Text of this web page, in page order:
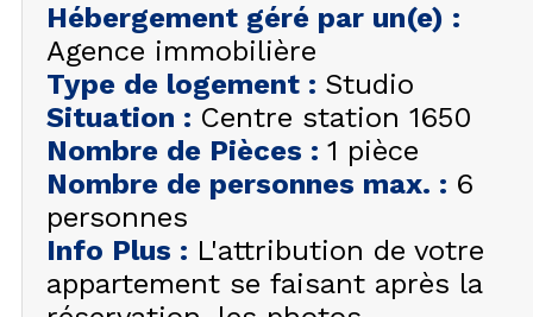
ÉTÉ
HIVER
FR EN
+33 (0)4 92 44 19 17
Hébergement géré par un(e) :
Agence immobilière
Type de logement : Studio
Situation : Centre station 1650
Nombre de Pièces : 1 pièce
Nombre de personnes max. : 6
personnes
Info Plus : L'attribution de votre
appartement se faisant après la